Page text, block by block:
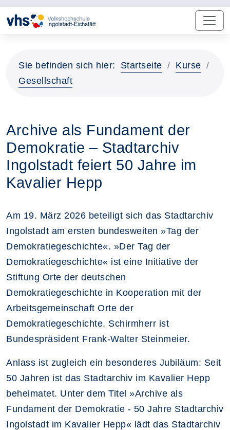
Sie befinden sich hier: Startseite
Kurse
Gesellschaft
Archive als Fundament der
Demokratie – Stadtarchiv
Ingolstadt feiert 50 Jahre im
Kavalier Hepp
Am 19. März 2026 beteiligt sich das Stadtarchiv
Ingolstadt am ersten bundesweiten »Tag der
Demokratiegeschichte«. »Der Tag der
Demokratiegeschichte« ist eine Initiative der
Stiftung Orte der deutschen
Demokratiegeschichte in Kooperation mit der
Arbeitsgemeinschaft Orte der
Demokratiegeschichte. Schirmherr ist
Bundespräsident Frank-Walter Steinmeier.
Anlass ist zugleich ein besonderes Jubiläum: Seit
50 Jahren ist das Stadtarchiv im Kavalier Hepp
beheimatet. Unter dem Titel »Archive als
Fundament der Demokratie - 50 Jahre Stadtarchiv
Ingolstadt im Kavalier Hepp« lädt das Stadtarchiv